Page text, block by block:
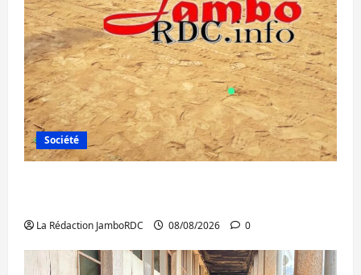
Société
La Rédaction JamboRDC 08/08/2026 0